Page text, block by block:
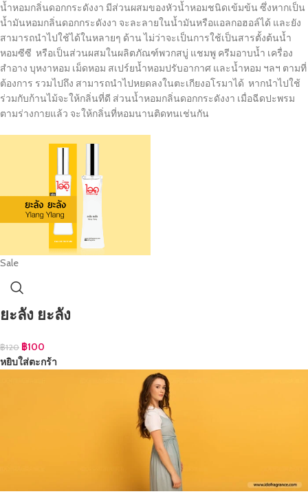
น้ำหอมกลิ่นดอกกระดังงา มีส่วนผสมของหัวน้ำหอมชนิดเข้มข้น ซึ่งหากเป็น
น้ำมันหอมกลิ่นดอกกระดังงา จะละลายในน้ำมันหรือแอลกอฮอล์ได้ และยัง
สามารถนำไปใช้ได้ในหลายๆ ด้าน ไม่ว่าจะเป็นการใช้เป็นสารตั้งต้นน้ำ
หอมซีซี หรือเป็นส่วนผสมในผลิตภัณฑ์พวกสบู่ แชมพู ครีมอาบน้ำ เครื่อง
สำอาง บุหงาหอม เม็ดหอม สเปร์ยน้ำหอมปรับอากาศ และน้ำหอม ฯลฯ ตามที่
ต้องการ รวมไปถึง สามารถนำไปหยดลงในตะเกียงอโรมาได้ หากนำไปใช้
ร่วมกับก้านไม้จะให้กลิ่นที่ดี ส่วนน้ำหอมกลิ่นดอกกระดังงา เมื่อฉีดปะพรม
ตามร่างกายแล้ว จะให้กลิ่นที่หอมนานติดทนเช่นกัน
Sale
ยะลัง ยะลัง
฿120 ฿100
หยิบใส่ตะกร้า